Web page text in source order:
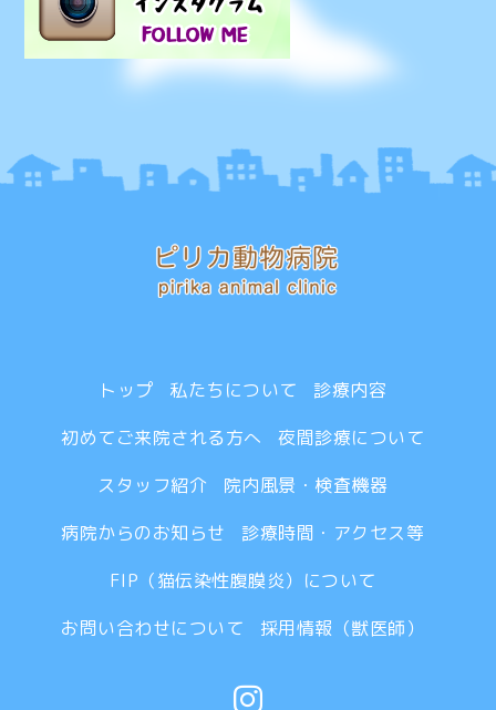
トップ 私たちについて
診療内容
初めてご来院される方へ
夜間診療について
スタッフ紹介
院内風景・検査機器
病院からのお知らせ
診療時間・アクセス等
FIP（猫伝染性腹膜炎）について
お問い合わせについて
採用情報（獣医師）